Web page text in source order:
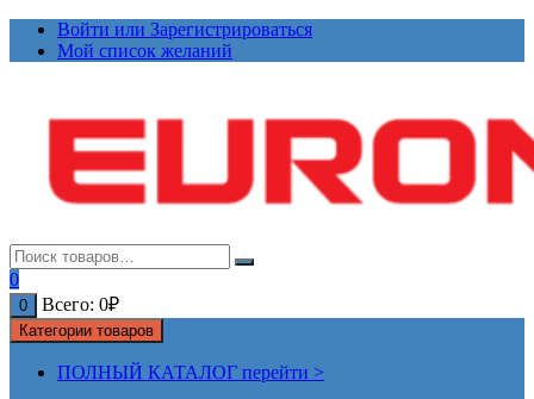
ПерейтиВойти или Зарегистрироваться
Мой список желаний
0
0 Всего: 0₽
Категории товаров
ПОЛНЫЙ КАТАЛОГ перейти >